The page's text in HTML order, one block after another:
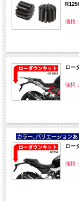
価格
ロー
価格
NEW
ロー
価格